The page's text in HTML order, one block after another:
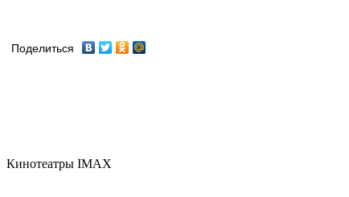
Поделиться
Кинотеатры IMAX